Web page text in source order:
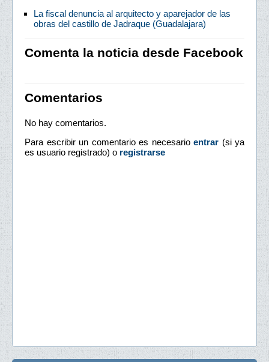
La fiscal denuncia al arquitecto y aparejador de las
obras del castillo de Jadraque (Guadalajara)
Comenta la noticia desde Facebook
Comentarios
No hay comentarios.
Para escribir un comentario es necesario entrar (si ya
es usuario registrado) o registrarse